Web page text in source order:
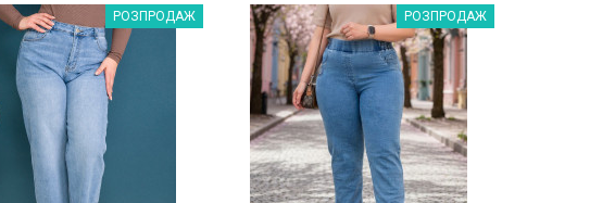
Наклейки Варіант з %РОЗПРОДАЖ Наклейки Варіант з %РОЗПРОДАЖ